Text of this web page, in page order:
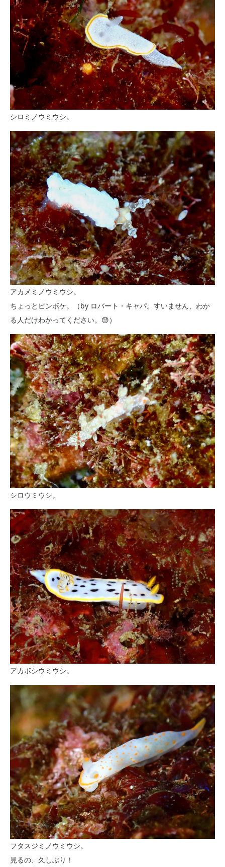
シロミノウミウシ。
アカメミノウミウシ。
ちょっとピンボケ。（by ロバート・キャパ。すいません、わか
る人だけわかってください。😓）
シロウミウシ。
アカボシウミウシ。
フタスジミノウミウシ。
見るの、久しぶり！